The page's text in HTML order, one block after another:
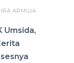
ARMILIA
Umsida,